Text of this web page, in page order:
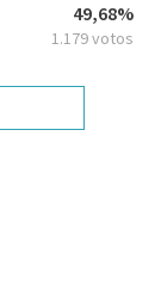
49,68%
1.179 votos